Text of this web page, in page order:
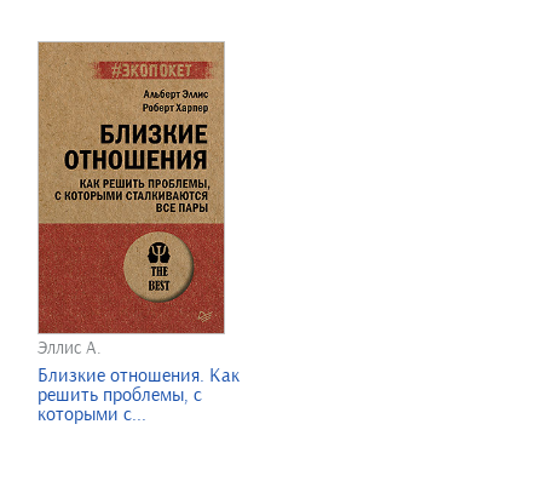
Эллис А.
Близкие отношения. Как
решить проблемы, с
которыми с...